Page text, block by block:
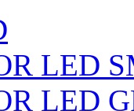
LED
LED